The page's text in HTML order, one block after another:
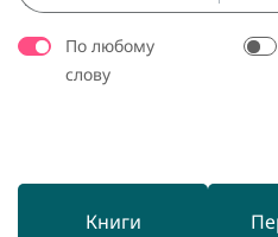
По любому
слову
Книги